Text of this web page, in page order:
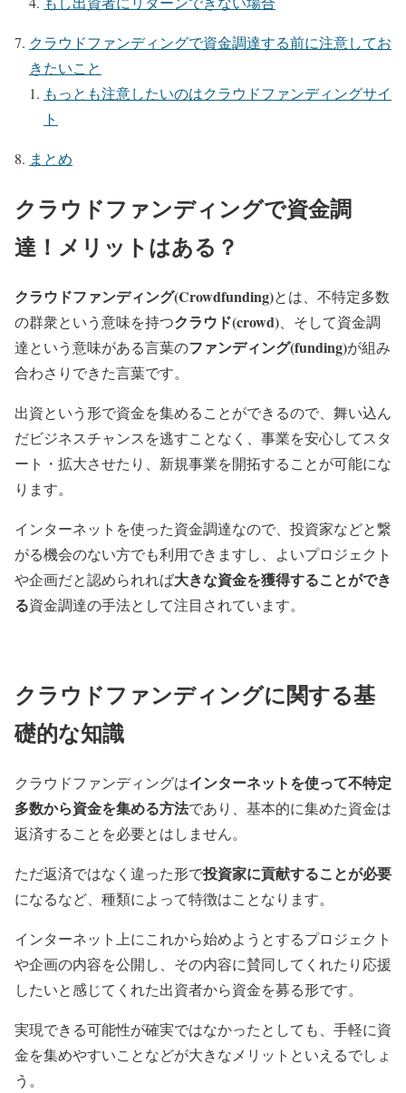
クラウドファンディングで資金調達する前に注意してお
きたいこと
もっとも注意したいのはクラウドファンディングサイ
ト
まとめ
クラウドファンディングで資金調
達！メリットはある？
クラウドファンディング(Crowdfunding)とは、不特定多数
の群衆という意味を持つクラウド(crowd) 、そして資金調
達という意味がある言葉のファンディング(funding)が組み
合わさりできた言葉です。
出資という形で資金を集めることができるので、舞い込ん
だビジネスチャンスを逃すことなく、事業を安心してスタ
ート・拡大させたり、新規事業を開拓することが可能にな
ります。
インターネットを使った資金調達なので、投資家などと繋
がる機会のない方でも利用できますし、よいプロジェクト
や企画だと認められれば大きな資金を獲得することができ
る資金調達の手法として注目されています。
クラウドファンディングに関する基
礎的な知識
クラウドファンディングはインターネットを使って不特定
多数から資金を集める方法であり、基本的に集めた資金は
返済することを必要とはしません。
ただ返済ではなく違った形で投資家に貢献することが必要
になるなど、種類によって特徴はことなります。
インターネット上にこれから始めようとするプロジェクト
や企画の内容を公開し、その内容に賛同してくれたり応援
したいと感じてくれた出資者から資金を募る形です。
実現できる可能性が確実ではなかったとしても、手軽に資
金を集めやすいことなどが大きなメリットといえるでしょ
う。